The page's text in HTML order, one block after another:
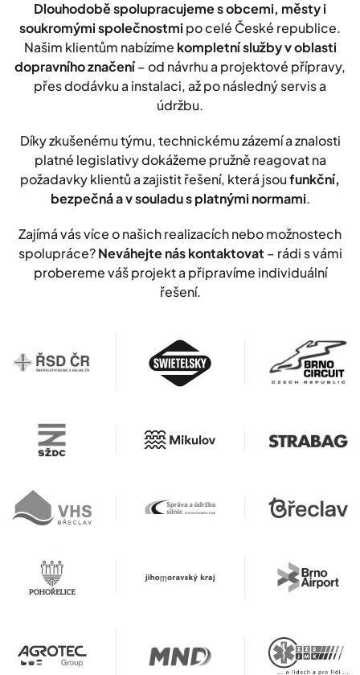
Dlouhodobě spolupracujeme s obcemi, městy i
soukromými společnostmi po celé České republice.
Našim klientům nabízíme kompletní služby v oblasti
dopravního značení– od návrhu a projektové přípravy,
přes dodávku a instalaci, až po následný servis a
údržbu.
Díky zkušenému týmu, technickému zázemí a znalosti
platné legislativy dokážeme pružně reagovat na
požadavky klientů a zajistit řešení, která jsoufunkční,
bezpečná a v souladu s platnými normami.
Zajímá vás více o našich realizacích nebo možnostech
spolupráce?Neváhejte nás kontaktovat – rádi s vámi
probereme váš projekt a připravíme individuální
řešení.